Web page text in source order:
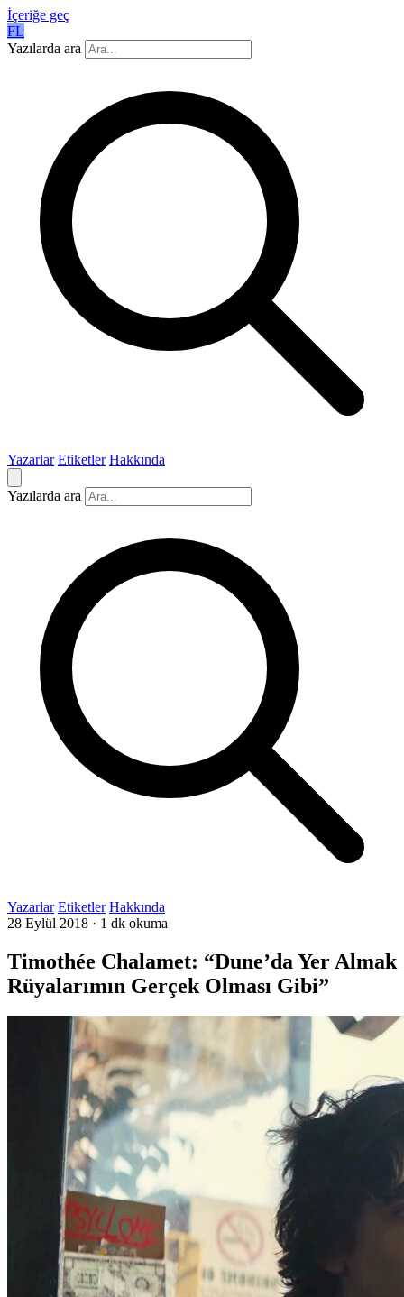
İçeriğe geç
FL
Yazılarda ara
Yazarlar Etiketler Hakkında
Yazılarda ara
Yazarlar Etiketler Hakkında
28 Eylül 2018 · 1 dk okuma
Timothée Chalamet: “Dune’da Yer Almak
Rüyalarımın Gerçek Olması Gibi”